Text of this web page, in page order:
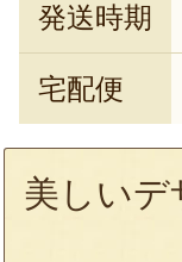
発送時期
宅配便
美しいデ